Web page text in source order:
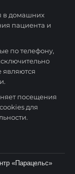
в домашних
пациента и
по телефону,
посещения
для
«Парацельс»